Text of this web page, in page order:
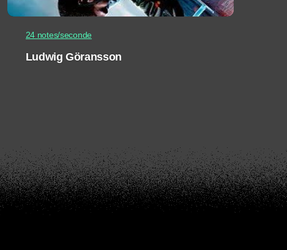
24 notes/seconde
Ludwig Göransson